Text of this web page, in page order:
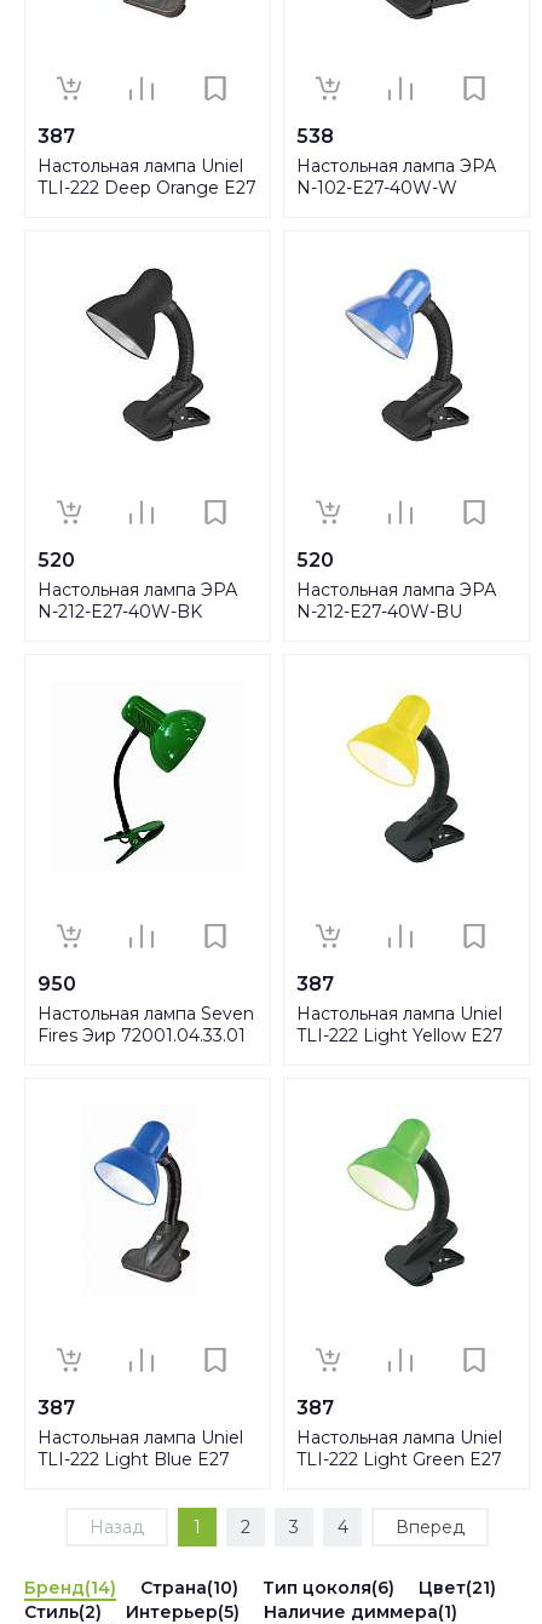
387
Настольная лампа Uniel
TLI-222 Deep Orange E27
538
Настольная лампа ЭРА
N-102-E27-40W-W
520
Настольная лампа ЭРА
N-212-E27-40W-BK
520
Настольная лампа ЭРА
N-212-E27-40W-BU
950
Настольная лампа Seven
Fires Эир 72001.04.33.01
387
Настольная лампа Uniel
TLI-222 Light Yellow E27
387
Настольная лампа Uniel
TLI-222 Light Blue E27
387
Настольная лампа Uniel
TLI-222 Light Green E27
Назад 1 2 3 4 Вперед
Бренд(14) Страна(10) Тип цоколя(6)
Цвет(21)
Стиль(2)
Интерьер(5) Наличие диммера(1)